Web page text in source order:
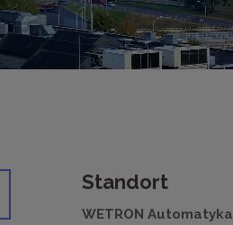
Standort
WETRON Automatyka